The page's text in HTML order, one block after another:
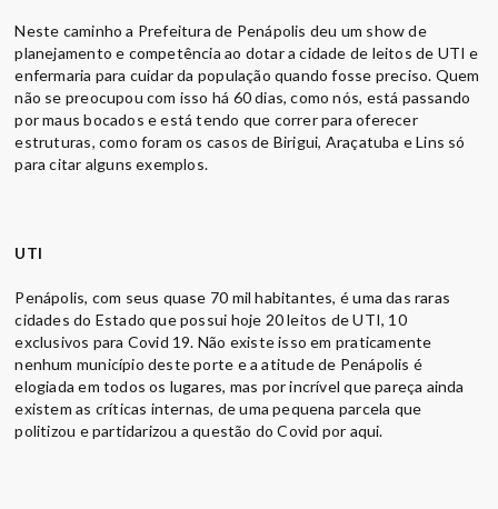
Neste caminho a Prefeitura de Penápolis deu um show de
planejamento e competência ao dotar a cidade de leitos de UTI e
enfermaria para cuidar da população quando fosse preciso. Quem
não se preocupou com isso há 60 dias, como nós, está passando
por maus bocados e está tendo que correr para oferecer
estruturas, como foram os casos de Birigui, Araçatuba e Lins só
para citar alguns exemplos.
UTI
Penápolis, com seus quase 70 mil habitantes, é uma das raras
cidades do Estado que possui hoje 20 leitos de UTI, 10
exclusivos para Covid 19. Não existe isso em praticamente
nenhum município deste porte e a atitude de Penápolis é
elogiada em todos os lugares, mas por incrível que pareça ainda
existem as críticas internas, de uma pequena parcela que
politizou e partidarizou a questão do Covid por aqui.